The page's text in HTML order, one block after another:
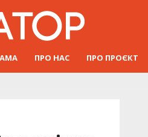
ПРО НАС ПРО ПРОЄКТ